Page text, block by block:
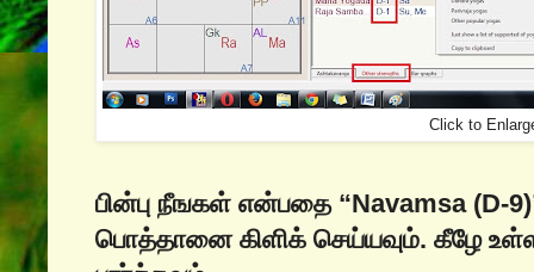
Click to
பின்பு நீஙகள் என்பதை “Navamsa (D-
பொத்தானை கிளிக் செய்யவும். கீழே